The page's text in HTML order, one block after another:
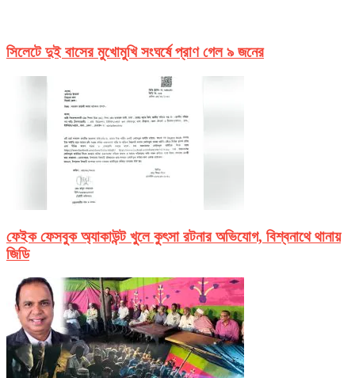
সিলেটে দুই বাসের মুখোমুখি সংঘর্ষে প্রাণ গেল ৯ জনের
ফেইক ফেসবুক অ্যাকাউন্ট খুলে কুৎসা রটনার অভিযোগ, বিশ্বনাথে থানায়
জিডি